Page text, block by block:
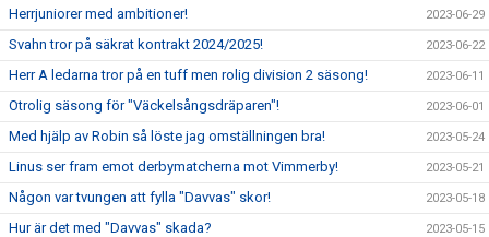
Herrjuniorer med ambitioner! 2023-06-29
Svahn tror på säkrat kontrakt 2024/2025! 2023-06-22
Herr A ledarna tror på en tuff men rolig division 2 säsong! 2023-06-11
Otrolig säsong för "Väckelsångsdräparen"! 2023-06-01
Med hjälp av Robin så löste jag omställningen bra! 2023-05-24
Linus ser fram emot derbymatcherna mot Vimmerby! 2023-05-21
Någon var tvungen att fylla "Davvas" skor! 2023-05-18
Hur är det med "Davvas" skada? 2023-05-15